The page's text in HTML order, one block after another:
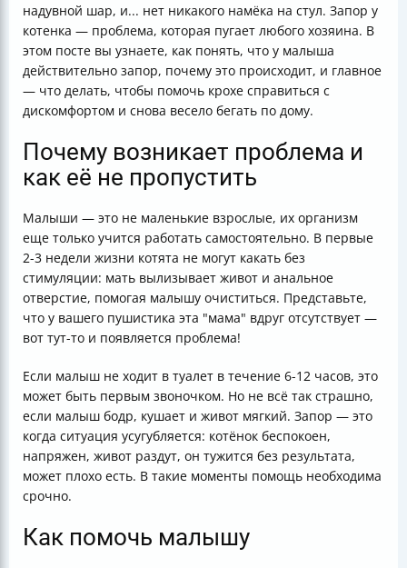
надувной шар, и... нет никакого намёка на стул. Запор у
котенка — проблема, которая пугает любого хозяина. В
этом посте вы узнаете, как понять, что у малыша
действительно запор, почему это происходит, и главное
— что делать, чтобы помочь крохе справиться с
дискомфортом и снова весело бегать по дому.
Почему возникает проблема и
как её не пропустить
Малыши — это не маленькие взрослые, их организм
еще только учится работать самостоятельно. В первые
2-3 недели жизни котята не могут какать без
стимуляции: мать вылизывает живот и анальное
отверстие, помогая малышу очиститься. Представьте,
что у вашего пушистика эта "мама" вдруг отсутствует —
вот тут-то и появляется проблема!
Если малыш не ходит в туалет в течение 6-12 часов, это
может быть первым звоночком. Но не всё так страшно,
если малыш бодр, кушает и живот мягкий. Запор — это
когда ситуация усугубляется: котёнок беспокоен,
напряжен, живот раздут, он тужится без результата,
может плохо есть. В такие моменты помощь необходима
срочно.
Как помочь малышу